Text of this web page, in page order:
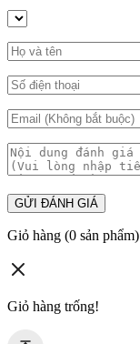
GỬI ĐÁNH GIÁ
Giỏ hàng (0 sản phẩm)
Giỏ hàng trống!